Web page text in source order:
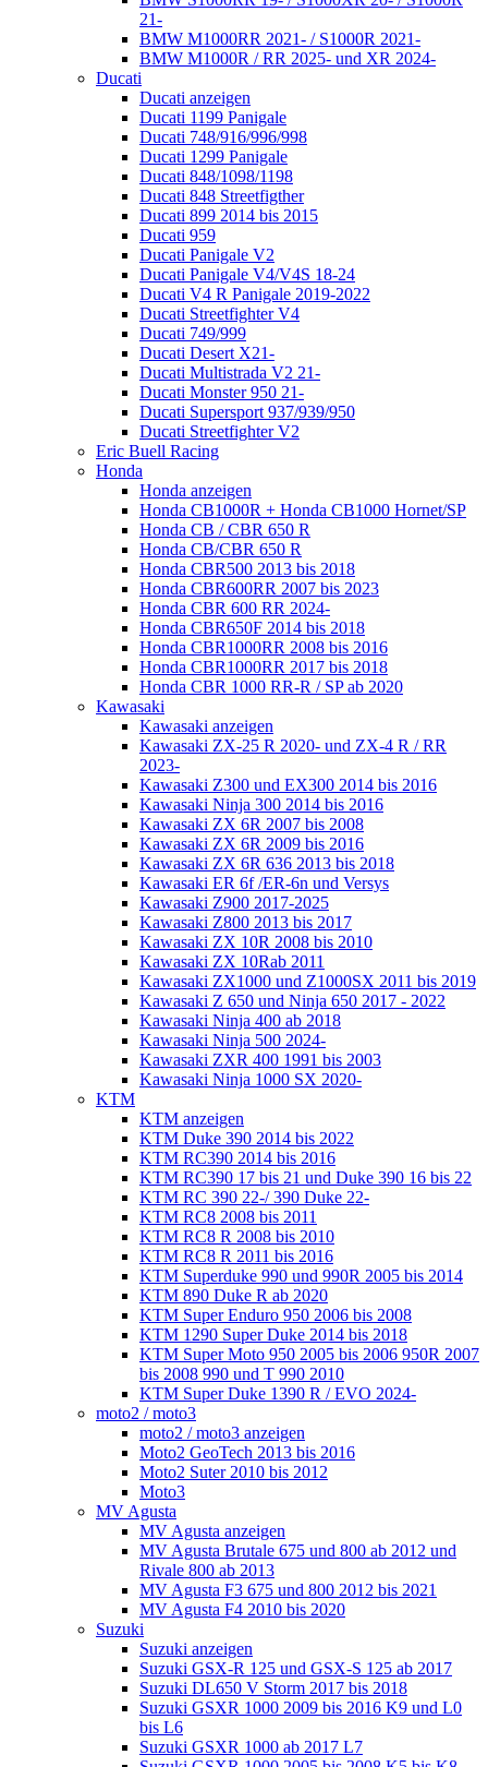
21-
BMW M1000RR 2021- / S1000R 2021-
BMW M1000R / RR 2025- und XR 2024-
Ducati
Ducati anzeigen
Ducati 1199 Panigale
Ducati 748/916/996/998
Ducati 1299 Panigale
Ducati 848/1098/1198
Ducati 848 Streetfigther
Ducati 899 2014 bis 2015
Ducati 959
Ducati Panigale V2
Ducati Panigale V4/V4S 18-24
Ducati V4 R Panigale 2019-2022
Ducati Streetfighter V4
Ducati 749/999
Ducati Desert X21-
Ducati Multistrada V2 21-
Ducati Monster 950 21-
Ducati Supersport 937/939/950
Ducati Streetfighter V2
Eric Buell Racing
Honda
Honda anzeigen
Honda CB1000R + Honda CB1000 Hornet/SP
Honda CB / CBR 650 R
Honda CB/CBR 650 R
Honda CBR500 2013 bis 2018
Honda CBR600RR 2007 bis 2023
Honda CBR 600 RR 2024-
Honda CBR650F 2014 bis 2018
Honda CBR1000RR 2008 bis 2016
Honda CBR1000RR 2017 bis 2018
Honda CBR 1000 RR-R / SP ab 2020
Kawasaki
Kawasaki anzeigen
Kawasaki ZX-25 R 2020- und ZX-4 R / RR
2023-
Kawasaki Z300 und EX300 2014 bis 2016
Kawasaki Ninja 300 2014 bis 2016
Kawasaki ZX 6R 2007 bis 2008
Kawasaki ZX 6R 2009 bis 2016
Kawasaki ZX 6R 636 2013 bis 2018
Kawasaki ER 6f /ER-6n und Versys
Kawasaki Z900 2017-2025
Kawasaki Z800 2013 bis 2017
Kawasaki ZX 10R 2008 bis 2010
Kawasaki ZX 10Rab 2011
Kawasaki ZX1000 und Z1000SX 2011 bis 2019
Kawasaki Z 650 und Ninja 650 2017 - 2022
Kawasaki Ninja 400 ab 2018
Kawasaki Ninja 500 2024-
Kawasaki ZXR 400 1991 bis 2003
Kawasaki Ninja 1000 SX 2020-
KTM
KTM anzeigen
KTM Duke 390 2014 bis 2022
KTM RC390 2014 bis 2016
KTM RC390 17 bis 21 und Duke 390 16 bis 22
KTM RC 390 22-/ 390 Duke 22-
KTM RC8 2008 bis 2011
KTM RC8 R 2008 bis 2010
KTM RC8 R 2011 bis 2016
KTM Superduke 990 und 990R 2005 bis 2014
KTM 890 Duke R ab 2020
KTM Super Enduro 950 2006 bis 2008
KTM 1290 Super Duke 2014 bis 2018
KTM Super Moto 950 2005 bis 2006 950R 2007
bis 2008 990 und T 990 2010
KTM Super Duke 1390 R / EVO 2024-
moto2 / moto3
moto2 / moto3 anzeigen
Moto2 GeoTech 2013 bis 2016
Moto2 Suter 2010 bis 2012
Moto3
MV Agusta
MV Agusta anzeigen
MV Agusta Brutale 675 und 800 ab 2012 und
Rivale 800 ab 2013
MV Agusta F3 675 und 800 2012 bis 2021
MV Agusta F4 2010 bis 2020
Suzuki
Suzuki anzeigen
Suzuki GSX-R 125 und GSX-S 125 ab 2017
Suzuki DL650 V Storm 2017 bis 2018
Suzuki GSXR 1000 2009 bis 2016 K9 und L0
bis L6
Suzuki GSXR 1000 ab 2017 L7